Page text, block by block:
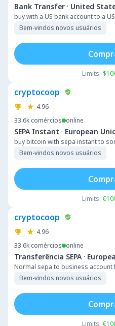
Bank Transfer · United
buy with a US bank account to a
Bem-vindos novos usuários
Limits:
cryptocoop
4.96
33.6k comércios online
SEPA Instant · European
buy bitcoin with sepa instant to
Bem-vindos novos usuários
Limits:
cryptocoop
4.96
33.6k comércios online
Transferência SEPA ·
Normal sepa to business account
Bem-vindos novos usuários
Limits: